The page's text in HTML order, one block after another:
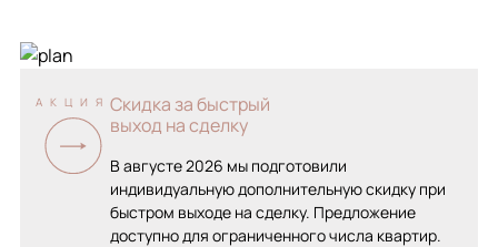
АКЦИЯ Скидка за быстрый
выход на сделку
В августе 2026 мы подготовили
индивидуальную дополнительную скидку при
быстром выходе на сделку. Предложение
доступно для ограниченного числа квартир.